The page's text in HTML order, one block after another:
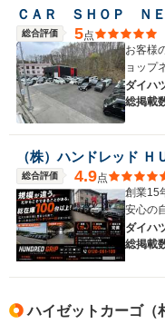
ＣＡＲ ＳＨＯＰ ＮＥ
総合評価 5点
お客様
ョップ
ダイハ
総掲載
総合評価 4.9点
創業15
安心の
ダイハ
総掲載
ハイゼットカーゴ（